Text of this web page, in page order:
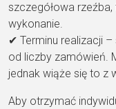
szczegółowa
wykonanie.
✔ Terminu realizacji
od liczby zamówień.
jednak wiąże się to z
Aby otrzymać